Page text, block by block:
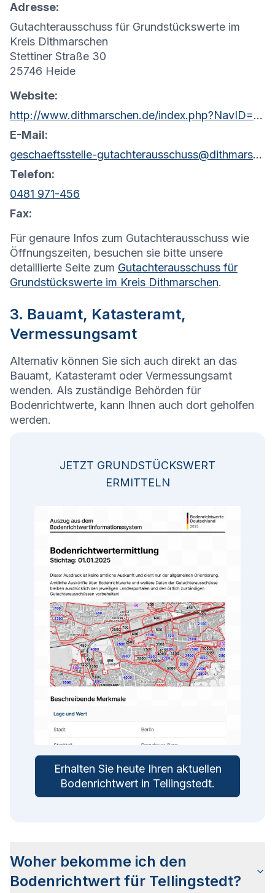
Adresse:
Gutachterausschuss für Grundstückswerte im
Kreis Dithmarschen
Stettiner Straße 30
25746 Heide
Website:
http://www.dithmarschen.de/index.php?NavID=2046.79
E-Mail:
geschaeftsstelle-gutachterausschuss@dithmarschen.de
Telefon:
0481 971-456
Fax:
Für genaure Infos zum Gutachterausschuss wie
Öffnungszeiten, besuchen sie bitte unsere
detaillierte Seite zum Gutachterausschuss für
Grundstückswerte im Kreis Dithmarschen.
3. Bauamt, Katasteramt,
Vermessungsamt
Alternativ können Sie sich auch direkt an das
Bauamt, Katasteramt oder Vermessungsamt
wenden. Als zuständige Behörden für
Bodenrichtwerte, kann Ihnen auch dort geholfen
werden.
JETZT GRUNDSTÜCKSWERT
ERMITTELN
Erhalten Sie heute Ihren aktuellen
Bodenrichtwert in Tellingstedt.
Woher bekomme ich den
Bodenrichtwert für Tellingstedt?